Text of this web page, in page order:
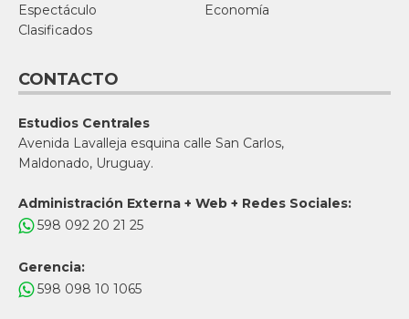
Espectáculo
Economía
Clasificados
CONTACTO
Estudios Centrales
Avenida Lavalleja esquina calle San Carlos,
Maldonado, Uruguay.
Administración Externa + Web + Redes Sociales:
598 092 20 21 25
Gerencia:
598 098 10 1065